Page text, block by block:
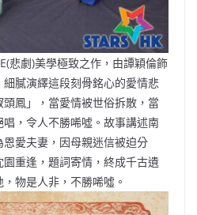
悲劇)美學極致之作，由譚穎倫飾
膩演繹這段刻骨銘心的愛情悲
鳳」，當愛情被世俗拆散，當
，令人不勝唏噓。故事講述南
愛夫妻，因母親迷信被迫分
重逢，題詞寄情，終成千古遺
物是人非，不勝唏噓。